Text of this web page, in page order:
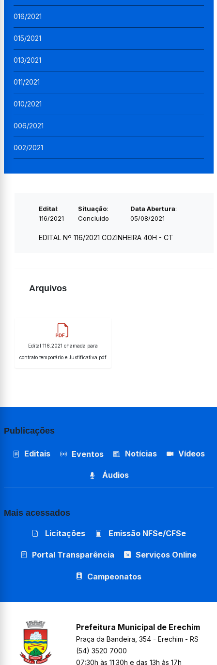
016/2021
015/2021
013/2021
011/2021
010/2021
006/2021
002/2021
Edital:
116/2021
Situação:
Concluido
Data Abertura:
05/08/2021
EDITAL Nº 116/2021 COZINHEIRA 40H - CT
Arquivos
Edital 116.2021 chamada para
contrato temporário e Justificativa.pdf
Publicações
Editais Eventos Notícias Vídeos
Áudios
Mais acessados
Licitações Emissão NFSe/CFSe
Portal Transparência Serviços Online
Campeonatos
Prefeitura Municipal de Erechim
Praça da Bandeira, 354 - Erechim - RS
(54) 3520 7000
07:30h às 11:30h e das 13h às 17h